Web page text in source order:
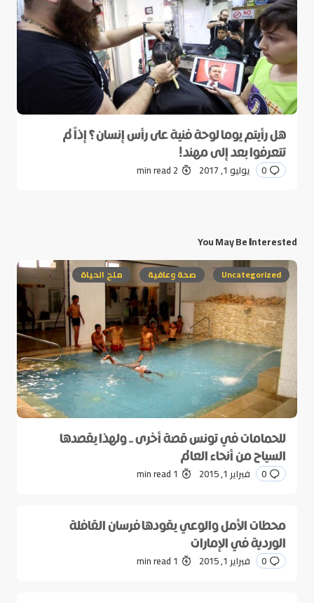
هل رأيتم يوما لوحة فنية على رأس إنسان؟ إذاً لم
تتعرفوا بعد إلى مهند!
0 يوليو 1, 2017 2 min read
You May Be Interested
Uncategorized صحة وعافية ملح الحياة
للحمامات في تونس قصة أخرى .. ولهذا يقصدها
السياح من أنحاء العالم
0 فبراير 1, 2015 1 min read
محطات الأمل والوعي يقودها فرسان القافلة
الوردية في الإمارات
0 فبراير 1, 2015 1 min read